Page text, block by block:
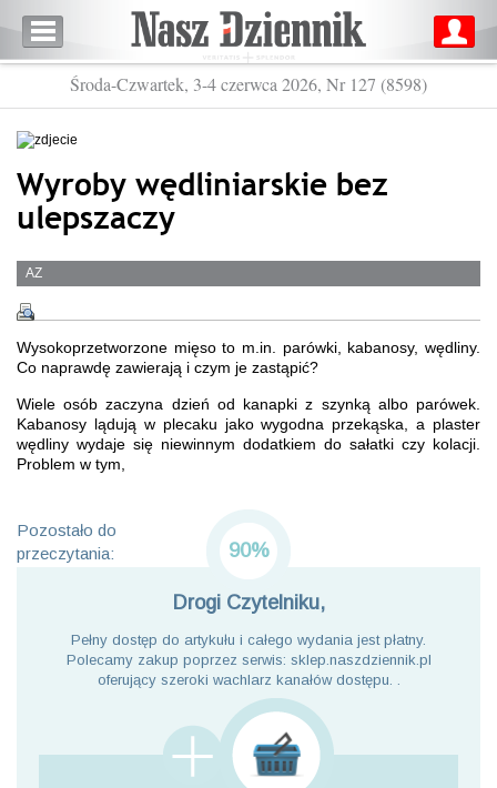
Środa-Czwartek, 3-4 czerwca 2026, Nr 127 (8598)
Wyroby wędliniarskie bez
ulepszaczy
AZ
Wysokoprzetworzone mięso to m.in. parówki, kabanosy, wędliny.
Co naprawdę zawierają i czym je zastąpić?
Wiele osób zaczyna dzień od kanapki z szynką albo parówek.
Kabanosy lądują w plecaku jako wygodna przekąska, a plaster
wędliny wydaje się niewinnym dodatkiem do sałatki czy kolacji.
Problem w tym,
Pozostało do
przeczytania:
90%
Drogi Czytelniku,
Pełny dostęp do artykułu i całego wydania jest płatny.
Polecamy zakup poprzez serwis: sklep.naszdziennik.pl
oferujący szeroki wachlarz kanałów dostępu. .